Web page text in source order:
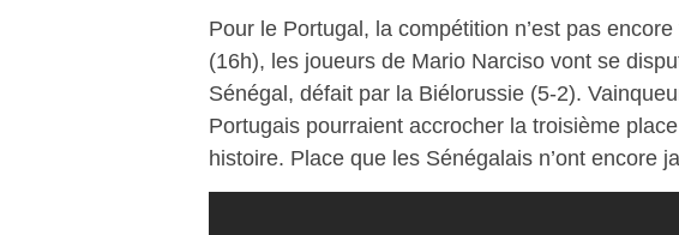
Pour le Portugal, la compétition n’est pas
(16h), les joueurs de Mario Narciso vont se
Sénégal, défait par la Biélorussie (5-2).
Portugais pourraient accrocher la troisième
histoire. Place que les Sénégalais n’ont encore